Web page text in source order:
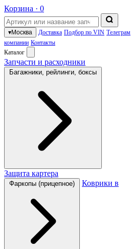
Корзина · 0
▾Москва Доставка Подбор по VIN Телеграм
компании Контакты
Каталог
Запчасти и расходники
Багажники, рейлинги, боксы
Защита картера
Фаркопы (прицепное) Коврики в